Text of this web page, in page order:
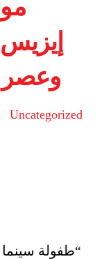
وعصر
Uncategorized
“طفولة